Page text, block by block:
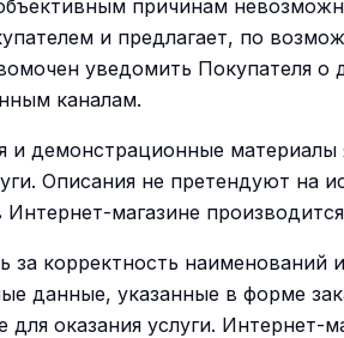
причинам
и предлагает, по
уведомить Покупателя о
каналам.
демонстрационные материалы
Описания не претендуют
магазине
за корректность
данные, указанные в форме
оказания услуги. Интернет-